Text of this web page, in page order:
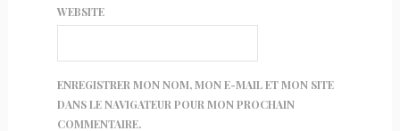
WEBSITE
ENREGISTRER MON NOM, MON E-MAIL ET MON SITE
DANS LE NAVIGATEUR POUR MON PROCHAIN
COMMENTAIRE.